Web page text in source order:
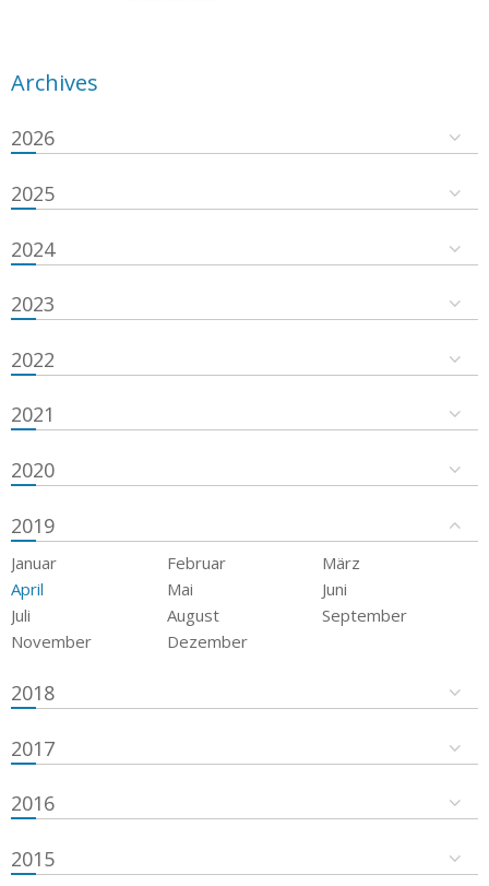
Archives
2026
2025
2024
2023
2022
2021
2020
2019
Januar Februar
März
April
Mai
Juni
Juli
August
September
November
Dezember
2018
2017
2016
2015